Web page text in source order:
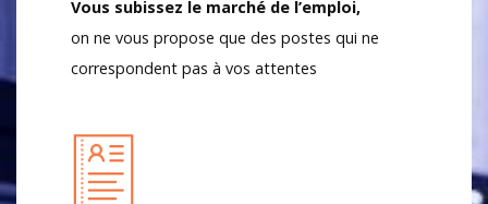
Vous subissez le marché de l’emploi,
on ne vous propose que des postes qui ne
correspondent pas à vos attentes